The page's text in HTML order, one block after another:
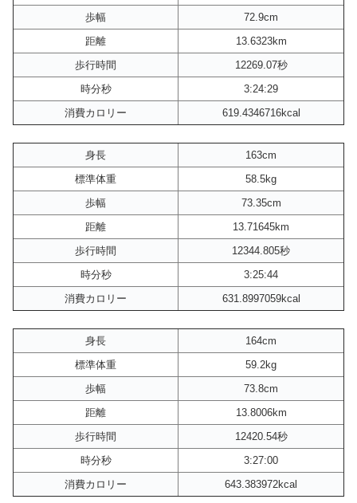
歩幅
72.9cm
距離
13.6323km
歩行時間
12269.07秒
時分秒
3:24:29
消費カロリー
619.4346716kcal
身長
163cm
標準体重
58.5kg
歩幅
73.35cm
距離
13.71645km
歩行時間
12344.805秒
時分秒
3:25:44
消費カロリー
631.8997059kcal
身長
164cm
標準体重
59.2kg
歩幅
73.8cm
距離
13.8006km
歩行時間
12420.54秒
時分秒
3:27:00
消費カロリー
643.383972kcal